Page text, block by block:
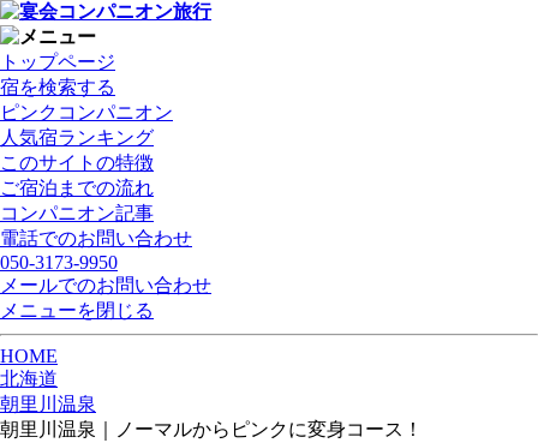
トップページ
宿を検索する
ピンクコンパニオン
人気宿ランキング
このサイトの特徴
ご宿泊までの流れ
コンパニオン記事
電話でのお問い合わせ
050-3173-9950
メールでのお問い合わせ
メニューを閉じる
HOME
北海道
朝里川温泉
朝里川温泉｜ノーマルからピンクに変身コース！